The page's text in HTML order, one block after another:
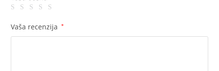
Vaša recenzija *